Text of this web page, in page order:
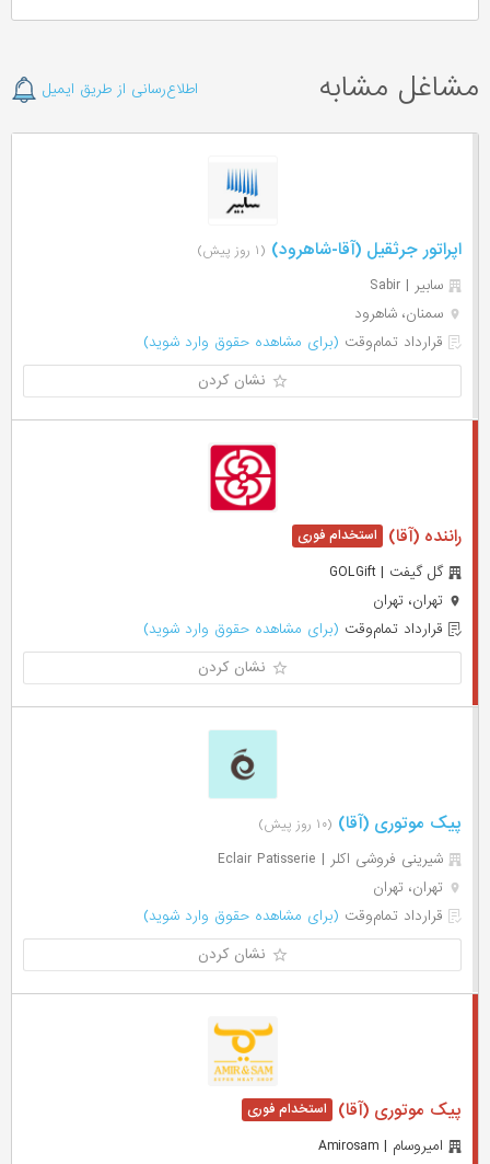
مشاغل مشابه اطلاع‌رسانی از طریق ایمیل
اپراتور جرثقیل (آقا-شاهرود) (۱ روز پیش)
سابیر | Sabir
سمنان، شاهرود
قرارداد تمام‌وقت (برای مشاهده حقوق وارد شوید)
نشان کردن
راننده (آقا)
گل گیفت | GOLGift
تهران، تهران
قرارداد تمام‌وقت (برای مشاهده حقوق وارد شوید)
نشان کردن
پیک موتوری (آقا) (۱۰ روز پیش)
شیرینی فروشی اکلر | Eclair Patisserie
تهران، تهران
قرارداد تمام‌وقت (برای مشاهده حقوق وارد شوید)
نشان کردن
پیک موتوری (آقا)
امیروسام | Amirosam